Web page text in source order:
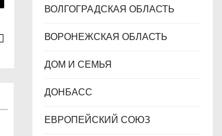
ВОЛГОГРАДСКАЯ ОБЛАСТЬ
ВОРОНЕЖСКАЯ ОБЛАСТЬ
ДОМ И СЕМЬЯ
ДОНБАСС
ЕВРОПЕЙСКИЙ СОЮЗ